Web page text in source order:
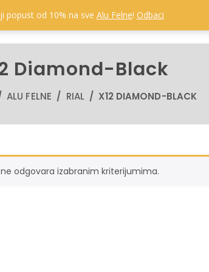
popust od 10% na sve Alu Felne! Odbaci
Diamond-Black
ALU FELNE / RIAL/ X12 DIAMOND-BLACK
odgovara izabranim kriterijumima.